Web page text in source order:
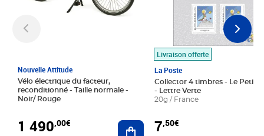
Nouvelle Attitude
Vélo électrique du facteur,
reconditionné - Taille normale -
Noir/ Rouge
1 490,00€ Ajouter au panier
Livraison offerte
La Poste
Collector 4 timbres - Le Petit
- Lettre Verte
20g / France
7,50€